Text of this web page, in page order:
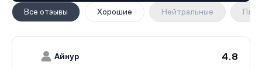
Все отзывы Хорошие Нейтральные
Айнур 4.8